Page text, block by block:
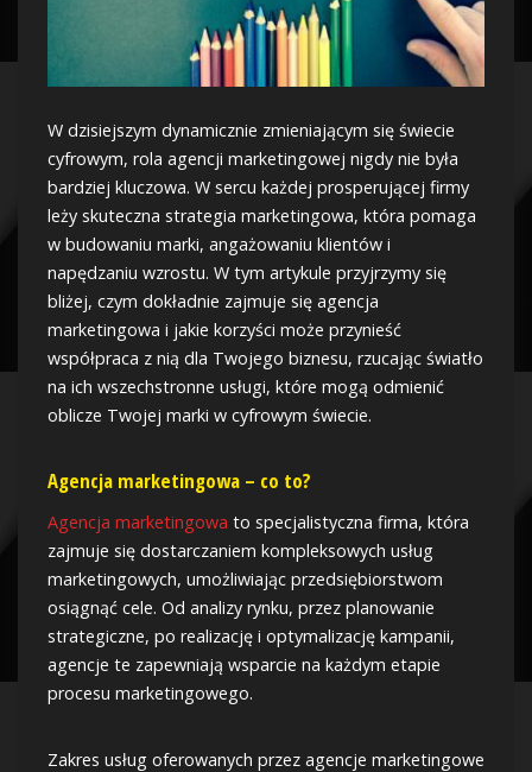
W dzisiejszym dynamicznie zmieniającym się świecie
cyfrowym, rola agencji marketingowej nigdy nie była
bardziej kluczowa. W sercu każdej prosperującej firmy
leży skuteczna strategia marketingowa, która pomaga
w budowaniu marki, angażowaniu klientów i
napędzaniu wzrostu. W tym artykule przyjrzymy się
bliżej, czym dokładnie zajmuje się agencja
marketingowa i jakie korzyści może przynieść
współpraca z nią dla Twojego biznesu, rzucając światło
na ich wszechstronne usługi, które mogą odmienić
oblicze Twojej marki w cyfrowym świecie.
Agencja marketingowa – co to?
Agencja marketingowa to specjalistyczna firma, która
zajmuje się dostarczaniem kompleksowych usług
marketingowych, umożliwiając przedsiębiorstwom
osiągnąć cele. Od analizy rynku, przez planowanie
strategiczne, po realizację i optymalizację kampanii,
agencje te zapewniają wsparcie na każdym etapie
procesu marketingowego.
Zakres usług oferowanych przez agencje marketingowe